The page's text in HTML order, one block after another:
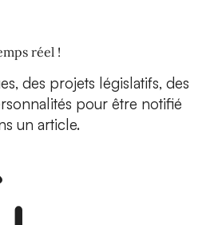
réel !
des projets législatifs, des
pour être notifié
un article.